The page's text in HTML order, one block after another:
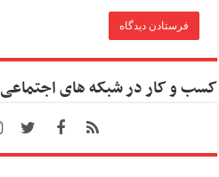
کسب و کار در شبکه های اجتماعی